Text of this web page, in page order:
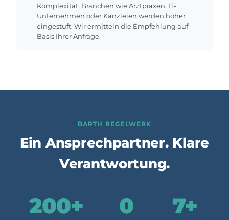
Komplexität. Branchen wie Arztpraxen, IT-
Unternehmen oder Kanzleien werden höher
eingestuft. Wir ermitteln die Empfehlung auf
Basis Ihrer Anfrage.
BARTH REGELWERK
Ein Ansprechpartner. Klare
Verantwortung.
200+ 0 7+